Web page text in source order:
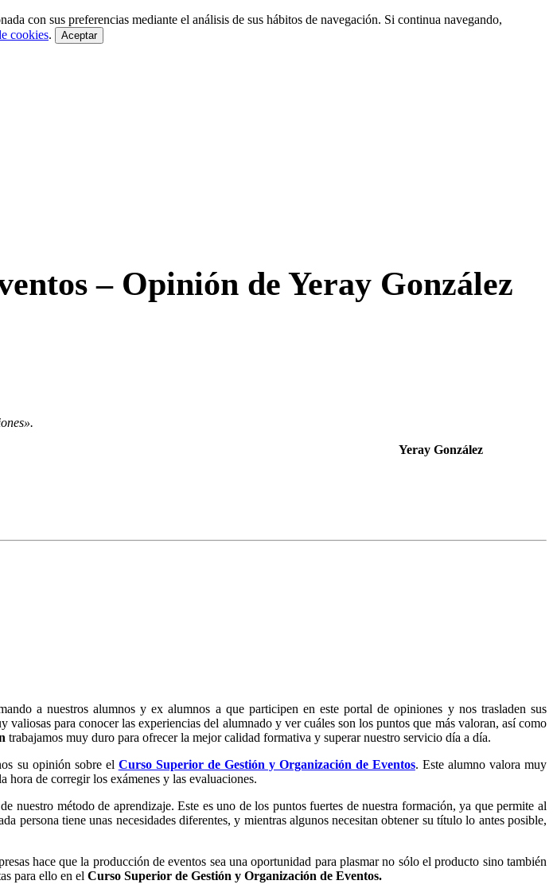
con sus preferencias mediante el análisis de sus hábitos de navegación. Si continua navegando,
cookies. Aceptar
– Opinión de Yeray González
Yeray González
a nuestros alumnos y ex alumnos a que participen en este portal de opiniones y nos trasladen sus
para conocer las experiencias del alumnado y ver cuáles son los puntos que más valoran, así como
trabajamos muy duro para ofrecer la mejor calidad formativa y superar nuestro servicio día a día.
su opinión sobre el Curso Superior de Gestión y Organización de Eventos. Este alumno valora muy
hora de corregir los exámenes y las evaluaciones.
nuestro método de aprendizaje. Este es uno de los puntos fuertes de nuestra formación, ya que permite al
persona tiene unas necesidades diferentes, y mientras algunos necesitan obtener su título lo antes posible,
hace que la producción de eventos sea una oportunidad para plasmar no sólo el producto sino también
para ello en el Curso Superior de Gestión y Organización de Eventos.